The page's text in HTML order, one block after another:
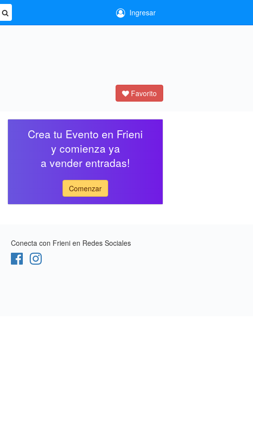
Ingresar
Favorito
Crea tu Evento en Frieni
y comienza ya
a vender entradas!
Comenzar
Conecta con Frieni en Redes Sociales